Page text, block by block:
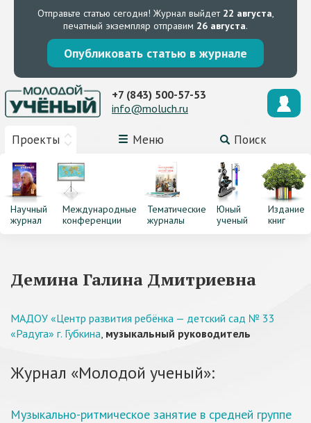
Отправьте статью сегодня! Журнал выйдет 22 августа,
печатный экземпляр отправим 26 августа.
Опубликовать статью в журнале
Проекты Меню Поиск
+7 (843) 500-57-53
info@moluch.ru
Научный
журнал
Международные
конференции
Тематические
журналы
Юный
ученый
Издание
книг
Демина Галина Дмитриевна
МАДОУ «Центр развития ребёнка — детский сад № 33
«Радуга» г. Губкина, музыкальный руководитель
Журнал «Молодой ученый»:
Музыкально-ритмическое занятие в средней группе